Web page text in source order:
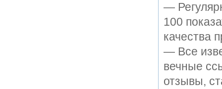
—
100
качества
— Все
вечные
отзывы,